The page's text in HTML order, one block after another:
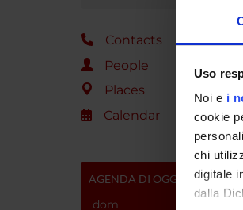
Uso
Noi e i
cookie
chi
digitale
dalla
Contacts
People
Places
Calendar
AGENDA DI OGGI
dom